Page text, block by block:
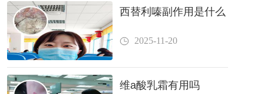
西替利嗪副作用是什么
2025-11-20
维a酸乳霜有用吗